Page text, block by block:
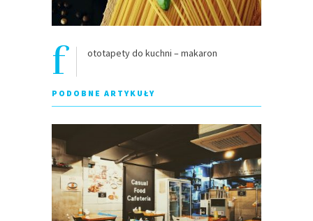
f ototapety do kuchni – makaron
PODOBNE ARTYKUŁY